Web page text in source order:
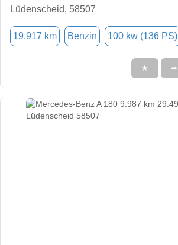
Lüdenscheid, 58507
19.917 km Benzin 100 kw (136 PS)
★ ➦